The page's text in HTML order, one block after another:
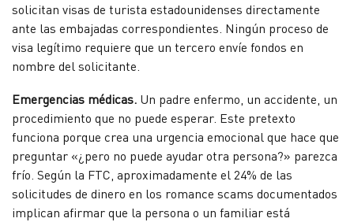
solicitan visas de turista estadounidenses directamente
ante las embajadas correspondientes. Ningún proceso de
visa legítimo requiere que un tercero envíe fondos en
nombre del solicitante.
Emergencias médicas. Un padre enfermo, un accidente, un
procedimiento que no puede esperar. Este pretexto
funciona porque crea una urgencia emocional que hace que
preguntar «¿pero no puede ayudar otra persona?» parezca
frío. Según la FTC, aproximadamente el 24% de las
solicitudes de dinero en los romance scams documentados
implican afirmar que la persona o un familiar está